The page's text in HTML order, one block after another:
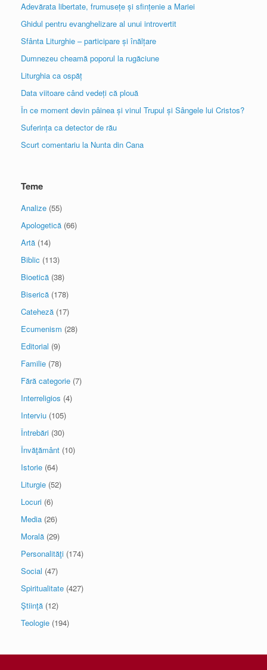
Adevărata libertate, frumusețe și sfințenie a Mariei
Ghidul pentru evanghelizare al unui introvertit
Sfânta Liturghie – participare și înălțare
Dumnezeu cheamă poporul la rugăciune
Liturghia ca ospăț
Data viitoare când vedeți că plouă
În ce moment devin pâinea și vinul Trupul și Sângele lui Cristos?
Suferința ca detector de rău
Scurt comentariu la Nunta din Cana
Teme
Analize (55)
Apologetică (66)
Artă (14)
Biblic (113)
Bioetică (38)
Biserică (178)
Cateheză (17)
Ecumenism (28)
Editorial (9)
Familie (78)
Fără categorie (7)
Interreligios (4)
Interviu (105)
Întrebări (30)
Învăţământ (10)
Istorie (64)
Liturgie (52)
Locuri (6)
Media (26)
Morală (29)
Personalităţi (174)
Social (47)
Spiritualitate (427)
Ştiinţă (12)
Teologie (194)